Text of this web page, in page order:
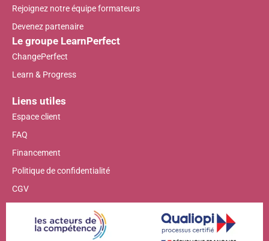
Rejoignez notre équipe formateurs
Devenez partenaire
Le groupe LearnPerfect
ChangePerfect
Learn & Progress
Liens utiles
Espace client
FAQ
Financement
Politique de confidentialité
CGV